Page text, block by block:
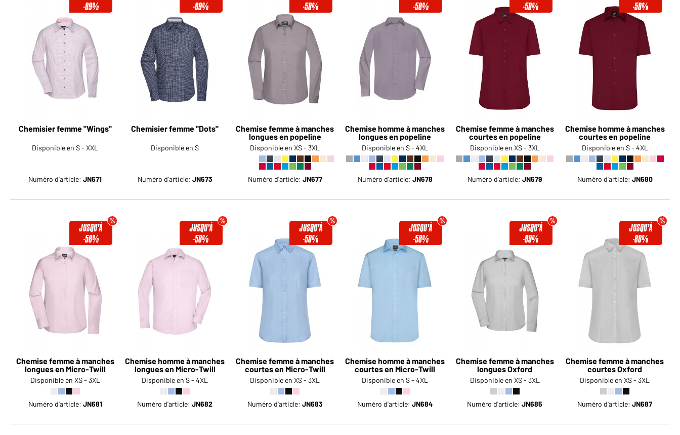
Devenez client maintenant!
Voudriez-vous acheter des
produits pour votre besoin privé?
Chemin d'accès au shop des
-89%
Chemisier femme "Wings"
Disponible en S - XXL
Numéro d'article:JN671
-89%
Chemisier femme "Dots"
Disponible en S
Numéro d'article: JN673
-58%
Chemise femme à manches
longues en popeline
Disponible en XS - 3XL
Numéro d'article: JN677
-58%
Chemise homme à manches
longues en popeline
Disponible en S - 4XL
Numéro d'article: JN678
-58%
Chemise femme à manches
courtes en popeline
Disponible en XS - 3XL
Numéro d'article:JN679
-58%
Chemise homme à manches
courtes en popeline
Disponible en S - 4XL
Numéro d'article: JN680
JUSQU'À
-58%
Chemise femme à manches
longues en Micro-Twill
Disponible en XS - 3XL
Numéro d'article: JN681
JUSQU'À
-58%
Chemise homme à manches
longues en Micro-Twill
Disponible en S - 4XL
Numéro d'article:JN682
JUSQU'À
-58%
Chemise femme à manches
courtes en Micro-Twill
Disponible en XS - 3XL
Numéro d'article: JN683
JUSQU'À
-58%
Chemise homme à manches
courtes en Micro-Twill
Disponible en S - 4XL
Numéro d'article:JN684
JUSQU'À
-89%
Chemise femme à manches
longues Oxford
Disponible en XS - 3XL
Numéro d'article:JN685
JUSQU'À
-88%
Chemise femme à manches
courtes Oxford
Disponible en XS - 3XL
Numéro d'article:JN687